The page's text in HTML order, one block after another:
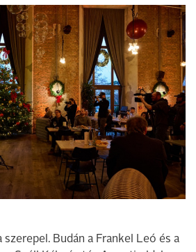
Budán a Frankel Leó és a